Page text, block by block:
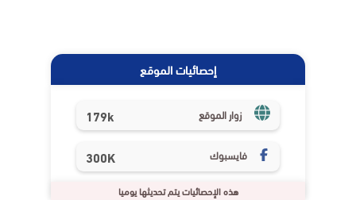
إحصائيات الموقع
زوار الموقع 179k
فايسبوك 300K
هذه الإحصائيات يتم تحديثها يوميا